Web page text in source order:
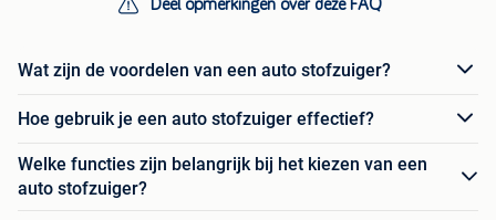
Deel opmerkingen over deze FAQ
Wat zijn de voordelen van een auto stofzuiger?
Hoe gebruik je een auto stofzuiger effectief?
Welke functies zijn belangrijk bij het kiezen van een
auto stofzuiger?